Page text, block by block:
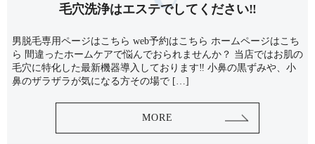
毛穴洗浄はエステでしてください‼️
男脱毛専用ページはこちら web予約はこちら ホームページはこち
ら 間違ったホームケアで悩んでおられませんか？ 当店ではお肌の
毛穴に特化した最新機器導入しております‼️ 小鼻の黒ずみや、小
鼻のザラザラが気になる方その場で […]
MORE